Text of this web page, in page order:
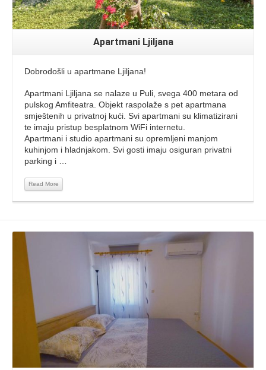
Apartmani Ljiljana
Dobrodošli u apartmane Ljiljana!
Apartmani Ljiljana se nalaze u Puli, svega 400 metara od
pulskog Amfiteatra. Objekt raspolaže s pet apartmana
smještenih u privatnoj kući. Svi apartmani su klimatizirani
te imaju pristup besplatnom WiFi internetu.
Apartmani i studio apartmani su opremljeni manjom
kuhinjom i hladnjakom. Svi gosti imaju osiguran privatni
parking i …
Read More
Read More